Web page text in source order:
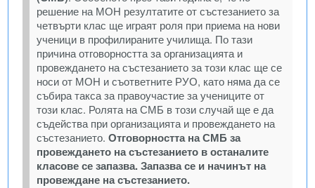
решение на МОН резултатите от състезанието за
четвърти клас ще играят роля при приема на нови
ученици в профилираните училища. По тази
причина отговорността за организацията и
провеждането на състезанието за този клас ще се
носи от МОН и съответните РУО, като няма да се
събира такса за правоучастие за учениците от
този клас. Ролята на СМБ в този случай ще е да
съдейства при организацията и провеждането на
състезанието. Отговорността на СМБ за
провеждането на състезанието в останалите
класове се запазва. Запазва се и начинът на
провеждане на състезанието.